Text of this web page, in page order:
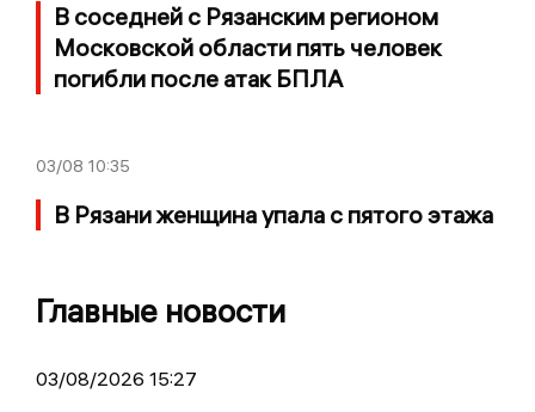
В соседней с Рязанским регионом
Московской области пять человек
погибли после атак БПЛА
03/08 10:35
В Рязани женщина упала с пятого этажа
Главные новости
03/08/2026 15:27